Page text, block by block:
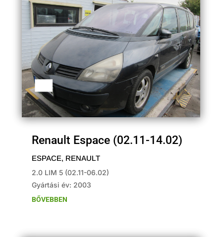
Renault Espace (02.11-14.02)
ESPACE, RENAULT
2.0 LIM 5 (02.11-06.02)
Gyártási év: 2003
BŐVEBBEN